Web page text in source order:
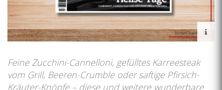
Feine Zucchini-Cannelloni, gefülltes Karreesteak
vom Grill, Beeren-Crumble oder saftige Pfirsich-
Kräuter-Knöpfe – diese und weitere wunderbare